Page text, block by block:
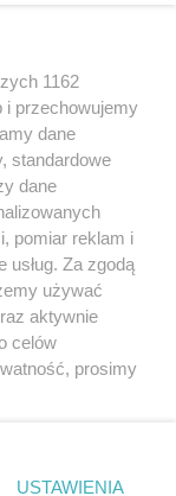
z portali
sięz nami
1162
i przechowujemy
dane
standardowe
dane
pomiar reklam i
usług. Za zgodą
używać
aktywnie
celów
prosimy
rogu strony
USTAWIENIA